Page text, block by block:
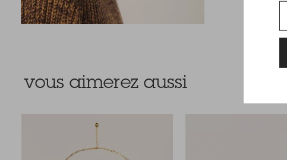
vous aimerez aussi